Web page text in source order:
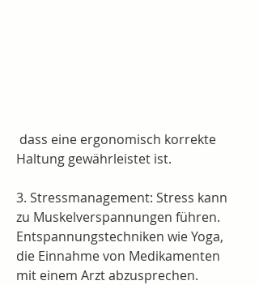
Haltung gewährleistet ist.
3. Stressmanagement: Stress kann
zu Muskelverspannungen führen.
Entspannungstechniken wie Yoga,
die Einnahme von Medikamenten
mit einem Arzt abzusprechen.